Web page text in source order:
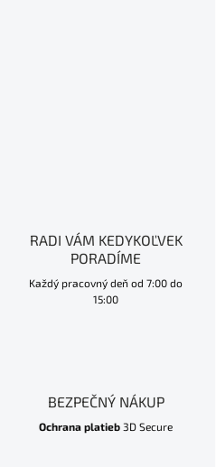
RADI VÁM KEDYKOĽVEK
PORADÍME
Každý pracovný deň od 7:00 do
15:00
BEZPEČNÝ NÁKUP
Ochrana platieb 3D Secure